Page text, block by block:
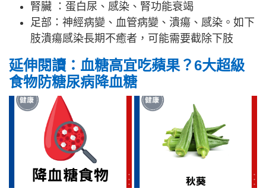
腎臟 ：蛋白尿、感染、腎功能衰竭
足部：神經病變、血管病變、潰瘍、感染。如下
肢潰瘍感染長期不癒者，可能需要截除下肢
延伸閱讀：血糖高宜吃蘋果？6大超級
食物防糖尿病降血糖